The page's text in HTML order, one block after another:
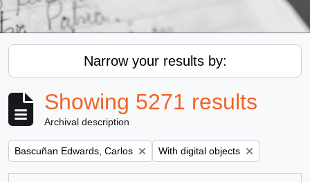
Narrow your results by:
Showing 5271 results
Archival description
Remove filter:
Bascuñan Edwards, Carlos Remove filter:
With digital objects